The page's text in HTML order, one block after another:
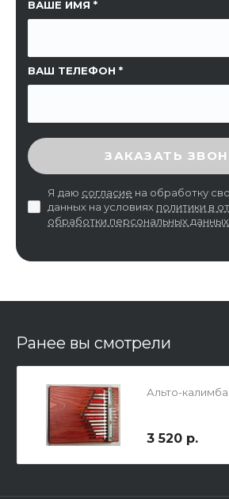
ВАШЕ ИМЯ
ВАШ ТЕЛЕФОН
ССЫЛКА НА СТРАНИЦУ
ВВЕДИТЕ ПРОВЕРОЧНЫЙ КОД
ЗАКАЗАТЬ
Я даю согласие на обработку
данных на условиях политики в
обработки персональных данных
Ранее вы смотрели
Альто-
3 520 р.